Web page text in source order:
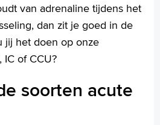
van adrenaline tijdens het
dan zit je goed in de
jij het doen op onze
of CCU?
soorten acute